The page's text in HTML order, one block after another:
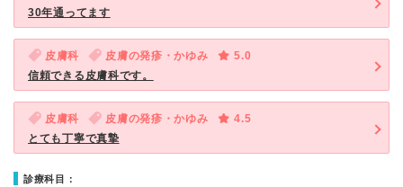
30年通ってます
皮膚科 皮膚の発疹・かゆみ
5.0
信頼できる皮膚科です。
皮膚科 皮膚の発疹・かゆみ
4.5
とても丁寧で真摯
診療科目：